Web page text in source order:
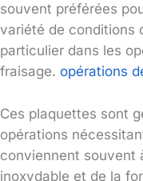
souvent préférées
variété de conditions
particulier dans les
fraisage. opérations
Ces plaquettes sont
opérations
conviennent souvent
inoxydable et de la